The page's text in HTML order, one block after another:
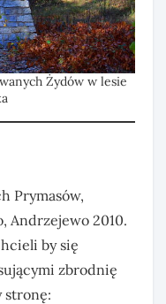
Żydów w lesie
Prymasów,
Andrzejewo 2010.
by się
zbrodnię
stronę: